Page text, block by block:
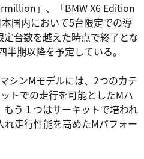
」、「BMW X6 Edition
国内において5台限定での導
台数を越えた時点で終了とな
期以降を予定している。
シンMモデルには、2つのカテ
トでの走行を可能としたMハ
う１つはサーキットで培われ
走行性能を高めたMパフォー